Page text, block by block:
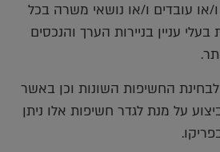
ו/או עובדים ו/או נושאי משרה בכל
עניין בניירות הערך והנכסים
החשיפות השונות וכן באשר
על מנת לגדר חשיפות אלו ניתן